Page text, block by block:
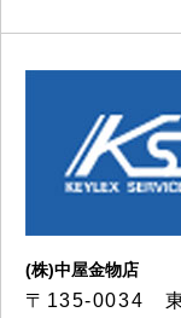
(株)中屋金物店
〒135-0034